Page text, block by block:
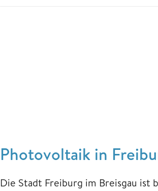
Photovoltaik in
Die Stadt Freiburg im Breisgau ist